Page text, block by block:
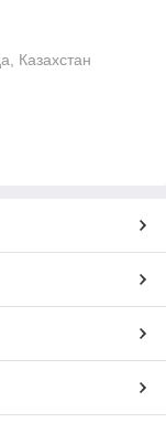
Казахстан